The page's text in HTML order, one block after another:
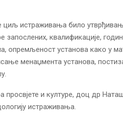
циљ истраживања било
запослених, квалификације,
опремљеност установа како у
менаџмента установа,
просвјете и културе, доц др
истраживања.